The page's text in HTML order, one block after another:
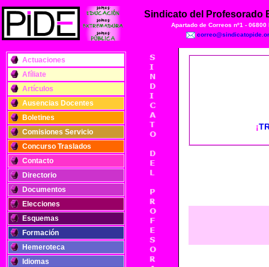
Sindicato del Profesorado
Apartado de Correos nº1 - 06800
Actuaciones
Afíliate
Artículos
Ausencias Docentes
Boletines
Comisiones Servicio
Concurso Traslados
Contacto
Directorio
Documentos
Elecciones
Esquemas
Formación
Hemeroteca
Idiomas
¡